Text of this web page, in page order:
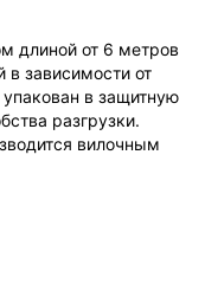
длиной от 6 метров
в зависимости от
в защитную
разгрузки.
вилочным